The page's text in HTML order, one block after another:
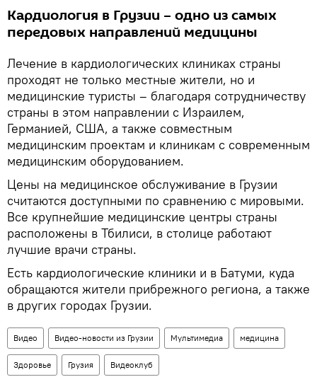
Кардиология в Грузии – одно из самых
передовых направлений медицины
Лечение в кардиологических клиниках страны
проходят не только местные жители, но и
медицинские туристы – благодаря сотрудничеству
страны в этом направлении с Израилем,
Германией, США, а также совместным
медицинским проектам и клиникам с современным
медицинским оборудованием.
Цены на медицинское обслуживание в Грузии
считаются доступными по сравнению с мировыми.
Все крупнейшие медицинские центры страны
расположены в Тбилиси, в столице работают
лучшие врачи страны.
Есть кардиологические клиники и в Батуми, куда
обращаются жители прибрежного региона, а также
в других городах Грузии.
Видео Видео-новости из Грузии Мультимедиа медицина
Здоровье Грузия Видеоклуб